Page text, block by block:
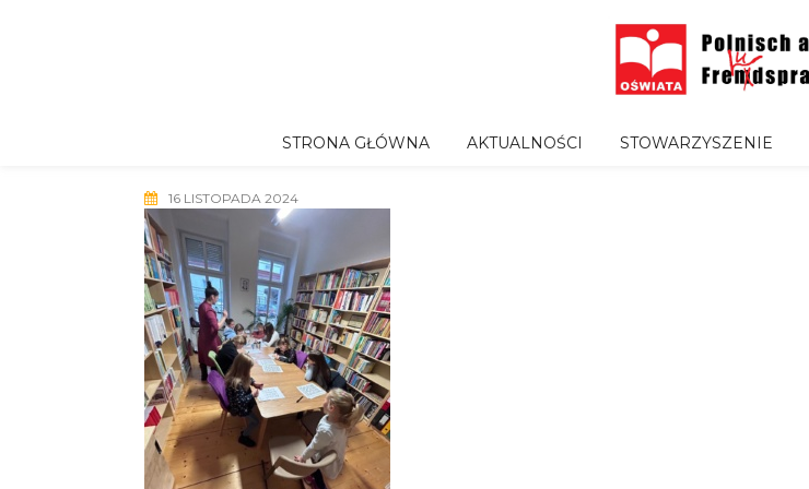
STRONA GŁÓWNA AKTUALNOŚCI STOWARZYSZENIE
16 LISTOPADA 2024